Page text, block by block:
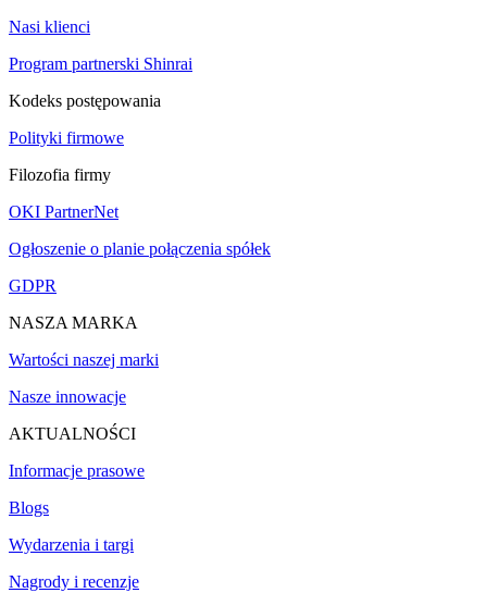
Nasi klienci
Program partnerski Shinrai
Kodeks postępowania
Polityki firmowe
Filozofia firmy
OKI PartnerNet
Ogłoszenie o planie połączenia spółek
GDPR
NASZA MARKA
Wartości naszej marki
Nasze innowacje
AKTUALNOŚCI
Informacje prasowe
Blogs
Wydarzenia i targi
Nagrody i recenzje